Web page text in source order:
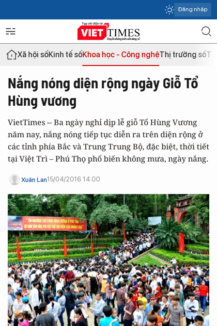
Đăng nhập
Xã hội sốKinh tế sốKhoa học - Công nghệThị trường số
Nắng nóng diện rộng ngày Giỗ Tổ
Hùng vương
VietTimes -- Ba ngày nghỉ dịp lễ giỗ Tổ Hùng Vương
năm nay, nắng nóng tiếp tục diễn ra trên diện rộng ở
các tỉnh phía Bắc và Trung Trung Bộ, đặc biệt, thời tiết
tại Việt Trì – Phú Thọ phổ biến không mưa, ngày nắng.
Xuân Lan15/04/2016 14:00